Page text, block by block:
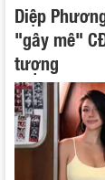
Diệp
"gây mê"
tượng